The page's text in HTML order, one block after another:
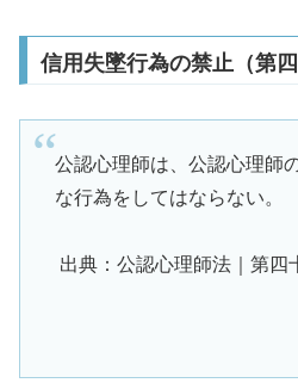
信用失墜行為の禁止（第四
公認心理師は、公認心理師
な行為をしてはならない。
出典：公認心理師法｜第四